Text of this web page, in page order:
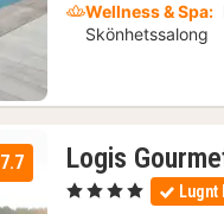
Wellness & Spa:
Skönhetssalong
7.7 Logis
, 4 Stjärnor Lugnt